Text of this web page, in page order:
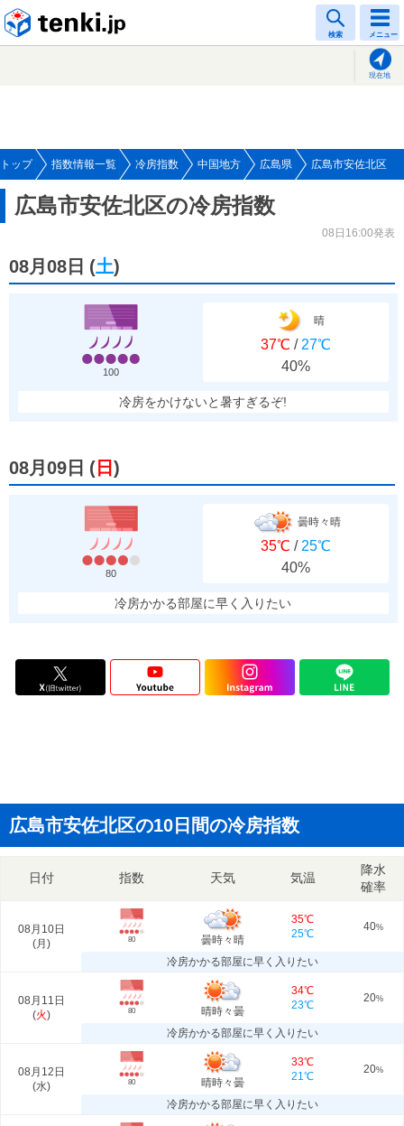
検索 メニュー
現在地
トップ 指数情報一覧 冷房指数 中国地方 広島県 広島市安佐北区
広島市安佐北区の冷房指数
08日16:00発表
08月08日 (土)
100
晴
37℃ / 27℃
40%
冷房をかけないと暑すぎるぞ!
08月09日 ( 日 )
80
曇時々晴
35℃ / 25℃
40%
冷房かかる部屋に早く入りたい
広島市安佐北区の10日間の冷房指数
日付 指数 天気 気温
降水
確率
08月10日
(月 ) 80 曇時々晴
35℃
25℃
40%
冷房かかる部屋に早く入りたい
08月11日
(火) 80 晴時々曇
34℃
23℃
20%
冷房かかる部屋に早く入りたい
08月12日
(水) 80 晴時々曇
33℃
21℃
20%
冷房かかる部屋に早く入りたい